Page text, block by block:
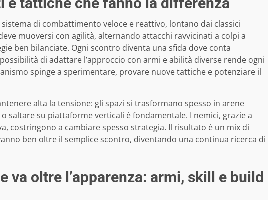
di combattimento veloce e reattivo, lontano dai classici
muoversi con agilità, alternando attacchi ravvicinati a colpi a
ben bilanciate. Ogni scontro diventa una sfida dove conta
di adattare l’approccio con armi e abilità diverse rende ogni
spinge a sperimentare, provare nuove tattiche e potenziare il
alta la tensione: gli spazi si trasformano spesso in arene
saltare su piattaforme verticali è fondamentale. I nemici, grazie a
costringono a cambiare spesso strategia. Il risultato è un mix di
ben oltre il semplice scontro, diventando una continua ricerca di
va oltre l’apparenza: armi, skill e build